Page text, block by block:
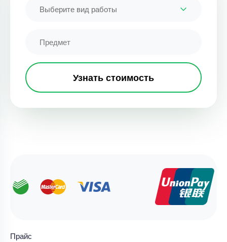
Выберите вид работы
Узнать стоимость
Прайс